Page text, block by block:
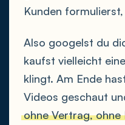
Kunden
Also googelst du
kaufst vielleicht
klingt. Am Ende
Videos geschaut
ohne Vertrag, ohne